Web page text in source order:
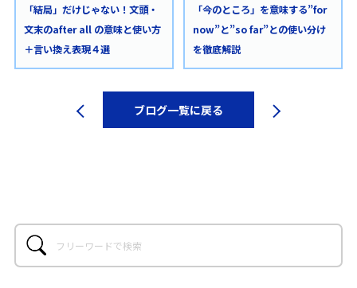
「結局」だけじゃない！文頭・
文末のafter all の意味と使い方
＋言い換え表現４選
「今のところ」を意味する”for
now”と”so far”との使い分け
を徹底解説
ブログ一覧に戻る